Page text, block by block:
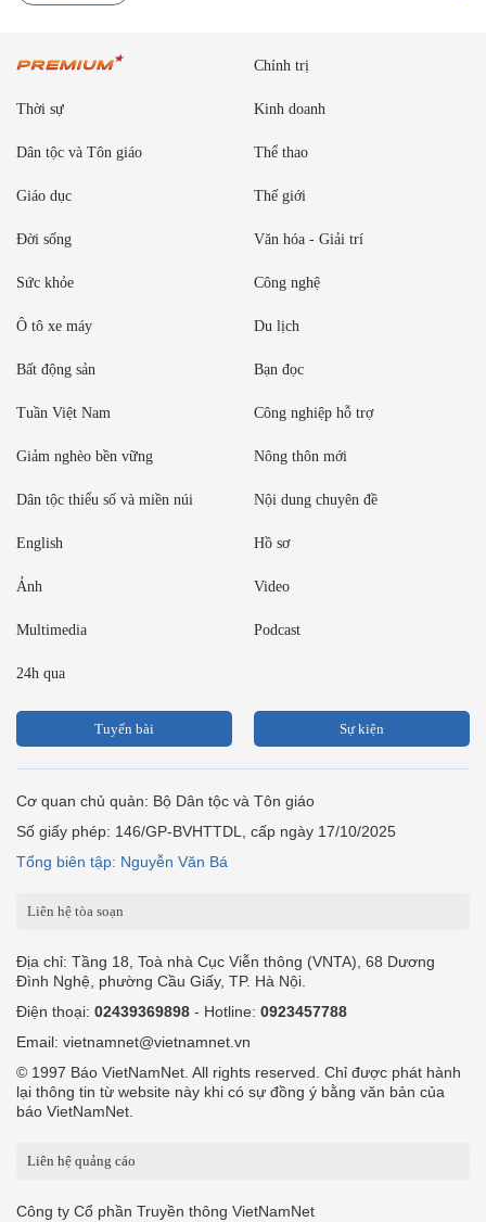
Chính trị
Thời sự Kinh doanh
Dân tộc và Tôn giáo Thể thao
Giáo dục Thế giới
Đời sống Văn hóa - Giải trí
Sức khỏe Công nghệ
Ô tô xe máy Du lịch
Bất động sản Bạn đọc
Tuần Việt Nam Công nghiệp hỗ trợ
Giảm nghèo bền vững Nông thôn mới
Dân tộc thiểu số và miền núi Nội dung chuyên đề
English Hồ sơ
Ảnh Video
Multimedia Podcast
24h qua
Tuyến bài Sự kiện
Cơ quan chủ quản: Bộ Dân tộc và Tôn giáo
Số giấy phép: 146/GP-BVHTTDL, cấp ngày 17/10/2025
Tổng biên tập: Nguyễn Văn Bá
Liên hệ tòa soạn
Địa chỉ: Tầng 18, Toà nhà Cục Viễn thông (VNTA), 68 Dương
Đình Nghệ, phường Cầu Giấy, TP. Hà Nội.
Điện thoại: 02439369898 - Hotline: 0923457788
Email: vietnamnet@vietnamnet.vn
© 1997 Báo VietNamNet. All rights reserved. Chỉ được phát hành
lại thông tin từ website này khi có sự đồng ý bằng văn bản của
báo VietNamNet.
Liên hệ quảng cáo
Công ty Cổ phần Truyền thông VietNamNet